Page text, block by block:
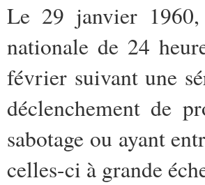
Le 29 janvier
nationale de 24
février suivant une
déclenchement de
sabotage ou ayant
celles-ci à grande